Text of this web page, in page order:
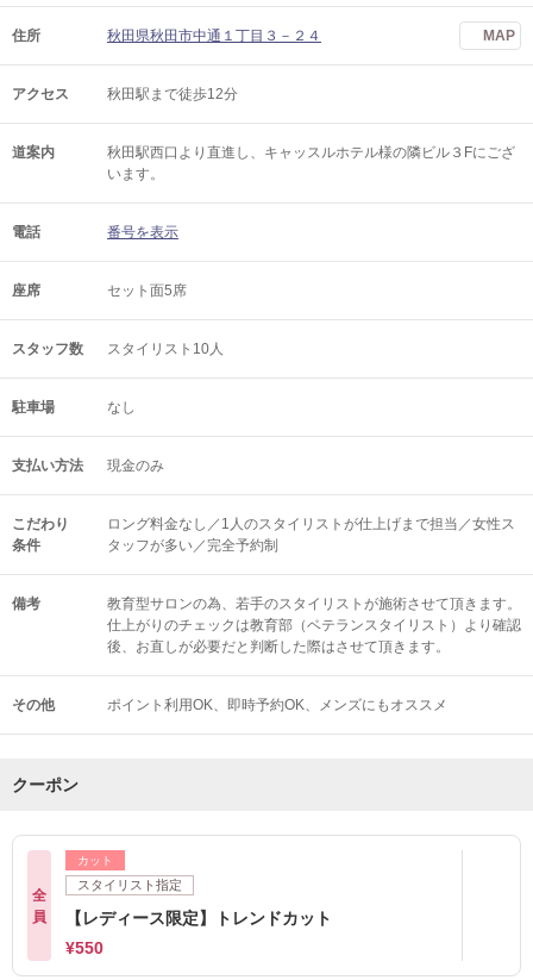
住所 秋田県秋田市中通１丁目３－２４ MAP
アクセス 秋田駅まで徒歩12分
道案内
秋田駅西口より直進し、キャッスルホテル様の隣ビル３Fにござ
います。
電話 番号を表示
座席 セット面5席
スタッフ数 スタイリスト10人
駐車場 なし
支払い方法 現金のみ
こだわり
条件
ロング料金なし／1人のスタイリストが仕上げまで担当／女性ス
タッフが多い／完全予約制
備考
教育型サロンの為、若手のスタイリストが施術させて頂きます。
仕上がりのチェックは教育部（ベテランスタイリスト）より確認
後、お直しが必要だと判断した際はさせて頂きます。
その他 ポイント利用OK 即時予約OK メンズにもオススメ
クーポン
全
員
カット
スタイリスト指定
【レディース限定】トレンドカット
¥550